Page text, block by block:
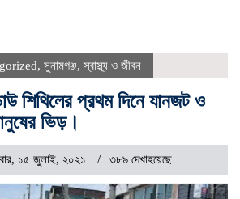
, সুনামগঞ্জ, স্বাস্থ্য ও জীবন
শিথিলের প্রথম দিনে যানজট ও
ভিড়।
১৫ জুলাই, ২০২১ ৩৮৯ দেখাহয়েছে